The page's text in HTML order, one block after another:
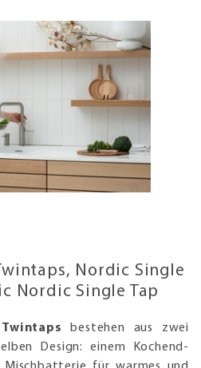
Nordic Single
Nordic Single Tap
bestehen aus zwei
Design: einem Kochend-